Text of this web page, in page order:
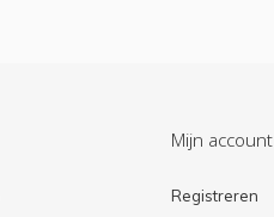
Mijn account
Registreren